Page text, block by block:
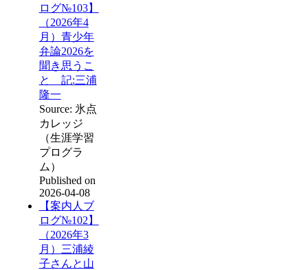
ログ№103】
（2026年4
月）青少年
弁論2026を
聞き思うこ
と 記:三浦
隆一
Source: 氷点
カレッジ
（生涯学習
プログラ
ム）
Published on
2026-04-08
【案内人ブ
ログ№102】
（2026年3
月）三浦綾
子さんと山